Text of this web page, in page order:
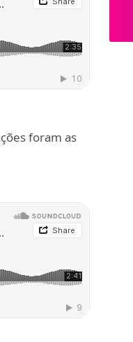
foram as